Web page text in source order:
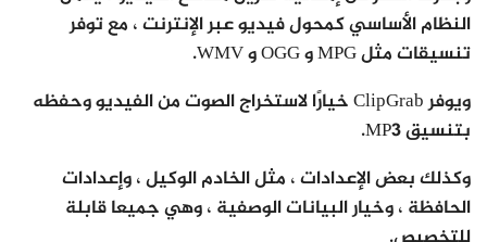
النظام الأساسي كمحول فيديو عبر الإنترنت ، مع توفر
تنسيقات مثل MPG و OGG و WMV.
ويوفر ClipGrab خيارًا لاستخراج الصوت من الفيديو وحفظه
بتنسيق MP3.
وكذلك بعض الإعدادات ، مثل الخادم الوكيل ، وإعدادات
الحافظة ، وخيار البيانات الوصفية ، وهي جميعا قابلة